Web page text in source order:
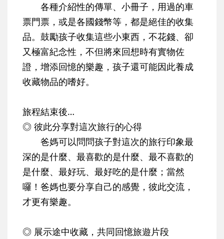
各種介紹性的傳單、小冊子，用過的車
票門票，或是各國錢幣等，都是絕佳的收集
品。鼓勵孩子收集這些小東西，不花錢、卻
又極富紀念性，不但將來回想時有實物佐
證，增添回憶的樂趣，孩子還可能因此養成
收藏物品的嗜好。
旅程結束後…
◎ 彼此分享對這次旅行的心得
爸媽可以問問孩子對這次的旅行印象最
深的是什麼、最喜歡的是什麼、最不喜歡的
是什麼、最好玩、最好吃的是什麼；當然
囉！爸媽也要分享自己的感覺，彼此交流，
才更有樂趣。
◎ 展示途中收藏，共同回憶旅遊片段